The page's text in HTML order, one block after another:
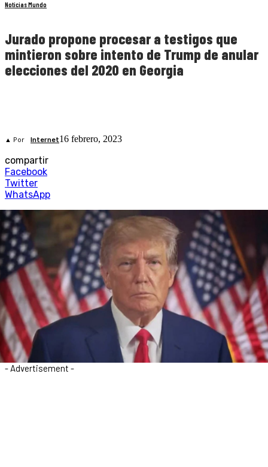
Noticias Mundo
Jurado propone procesar a testigos que
mintieron sobre intento de Trump de anular
elecciones del 2020 en Georgia
▲ Por Internet16 febrero, 2023
compartir
Facebook
Twitter
WhatsApp
- Advertisement -